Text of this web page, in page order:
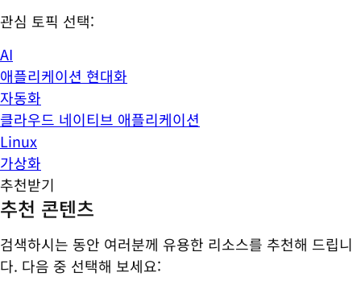
관심 토픽 선택:
AI
애플리케이션 현대화
자동화
클라우드 네이티브 애플리케이션
Linux
가상화
추천받기
추천 콘텐츠
검색하시는 동안 여러분께 유용한 리소스를 추천해 드립니
다. 다음 중 선택해 보세요: